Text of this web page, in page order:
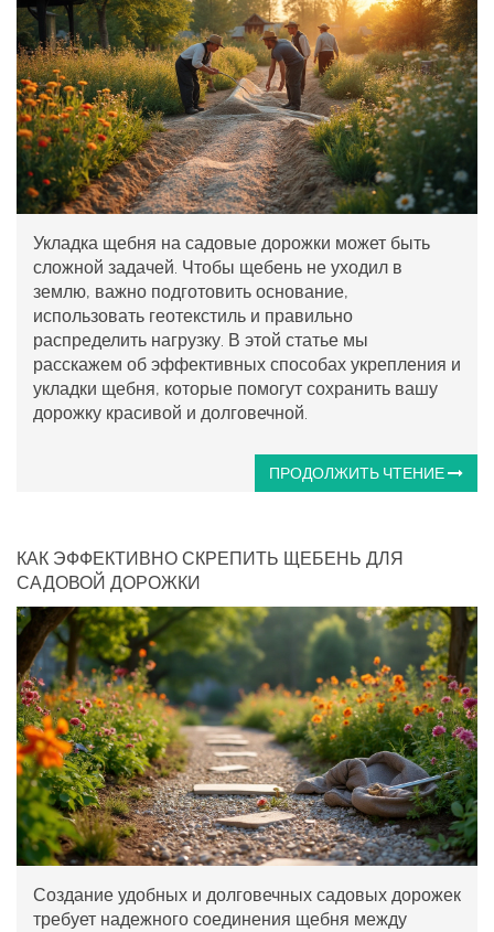
Укладка щебня на садовые дорожки может быть
сложной задачей. Чтобы щебень не уходил в
землю, важно подготовить основание,
использовать геотекстиль и правильно
распределить нагрузку. В этой статье мы
расскажем об эффективных способах укрепления и
укладки щебня, которые помогут сохранить вашу
дорожку красивой и долговечной.
ПРОДОЛЖИТЬ ЧТЕНИЕ
КАК ЭФФЕКТИВНО СКРЕПИТЬ ЩЕБЕНЬ ДЛЯ
САДОВОЙ ДОРОЖКИ
Создание удобных и долговечных садовых дорожек
требует надежного соединения щебня между